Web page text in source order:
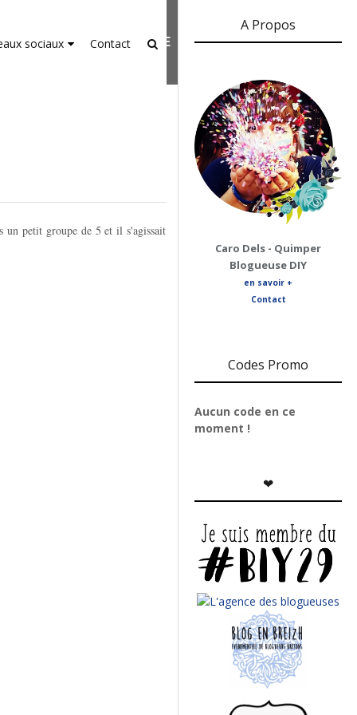
sociaux Contact
un petit groupe de 5 et il s'agissait
A Propos
Caro Dels - Quimper
Blogueuse DIY
en savoir +
Contact
Codes Promo
Aucun code en ce
moment !
❤
usage
LEARN MORE GOT IT